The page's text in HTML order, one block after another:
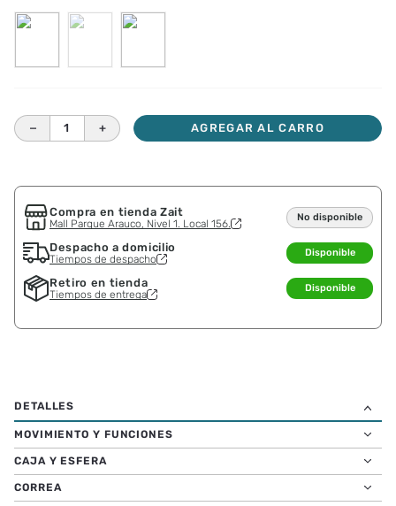
＋
－ AGREGAR AL CARRO
Compra en tienda Zait
Mall Parque Arauco, Nivel 1. Local 156.
No disponible
Despacho a domicilio
Tiempos de despacho
Disponible
Retiro en tienda
Tiempos de entrega
Disponible
MOVIMIENTO Y FUNCIONES
CAJA Y ESFERA
CORREA